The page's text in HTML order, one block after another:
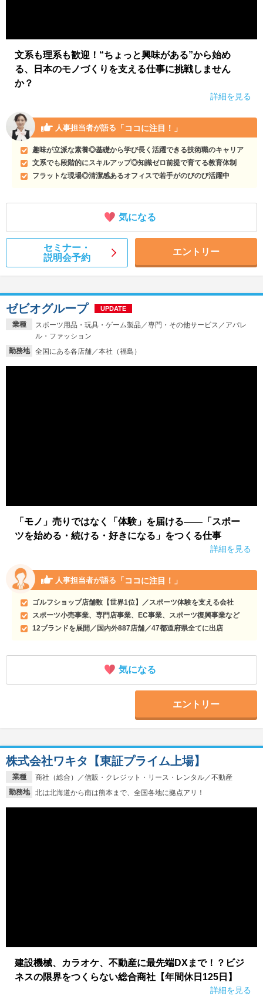
文系も理系も歓迎！“ちょっと興味がある”から始め
る、日本のモノづくりを支える仕事に挑戦しません
か？
詳細を見る
人事担当者が語る 「ココに注目！」
趣味が立派な素養◎基礎から学び長く活躍できる技術職のキャリア
文系でも段階的にスキルアップ◎知識ゼロ前提で育てる教育体制
フラットな現場◎清潔感あるオフィスで若手がのびのび活躍中
気になる
セミナー・
説明会予約
エントリー
業種
スポーツ用品・玩具・ゲーム製品／専門・その他サービス／アパレ
ル・ファッション
勤務地
全国にある各店舗／本社（福島）
ゼビオグループ UPDATE
「モノ」売りではなく「体験」を届ける――「スポー
ツを始める・続ける・好きになる」をつくる仕事
詳細を見る
人事担当者が語る 「ココに注目！」
ゴルフショップ店舗数【世界1位】／スポーツ体験を支える会社
スポーツ小売事業、専門店事業、EC事業、スポーツ復興事業など
12ブランドを展開／国内外887店舗／47都道府県全てに出店
気になる
エントリー
業種
商社（総合）／信販・クレジット・リース・レンタル／不動産
勤務地
北は北海道から南は熊本まで、全国各地に拠点アリ！
株式会社ワキタ【東証プライム上場】
建設機械、カラオケ、不動産に最先端DXまで！？ビジ
ネスの限界をつくらない総合商社【年間休日125日】
詳細を見る